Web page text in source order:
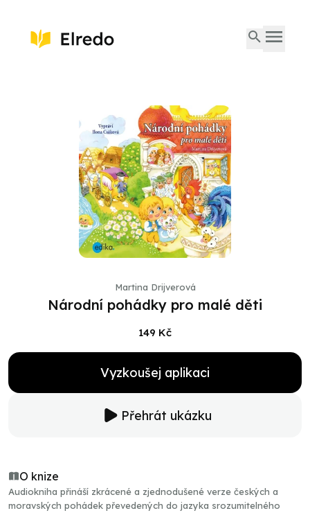
Martina Drijverová
Národní pohádky pro malé děti
149 Kč
Vyzkoušej aplikaci
Přehrát ukázku
O knize
Audiokniha přináší zkrácené a zjednodušené verze českých a
moravských pohádek převedených do jazyka srozumitelného